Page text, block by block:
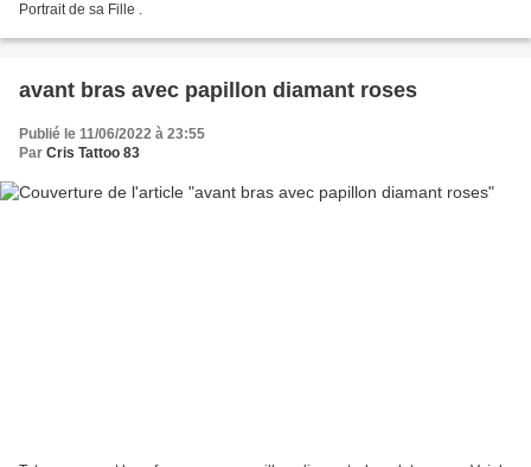
Portrait de sa Fille .
avant bras avec papillon diamant roses
Publié le 11/06/2022 à 23:55
Par Cris Tattoo 83